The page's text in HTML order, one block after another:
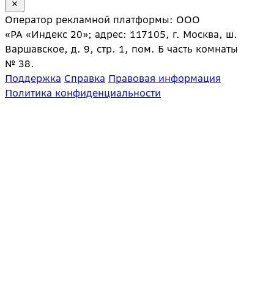
Оператор рекламной платформы: ООО
«РА «Индекс 20»; адрес: 117105, г. Москва, ш.
Варшавское, д. 9, стр. 1, пом. Б часть комнаты
№ 38.
Поддержка Справка Правовая информация
Политика конфиденциальности